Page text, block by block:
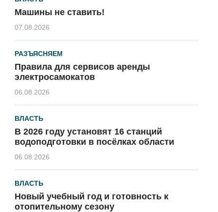
Машины не ставить!
07.08.2026
РАЗЪЯСНЯЕМ
Правила для сервисов аренды
электросамокатов
06.08.2026
ВЛАСТЬ
В 2026 году установят 16 станций
водоподготовки в посёлках области
06.08.2026
ВЛАСТЬ
Новый учебный год и готовность к
отопительному сезону